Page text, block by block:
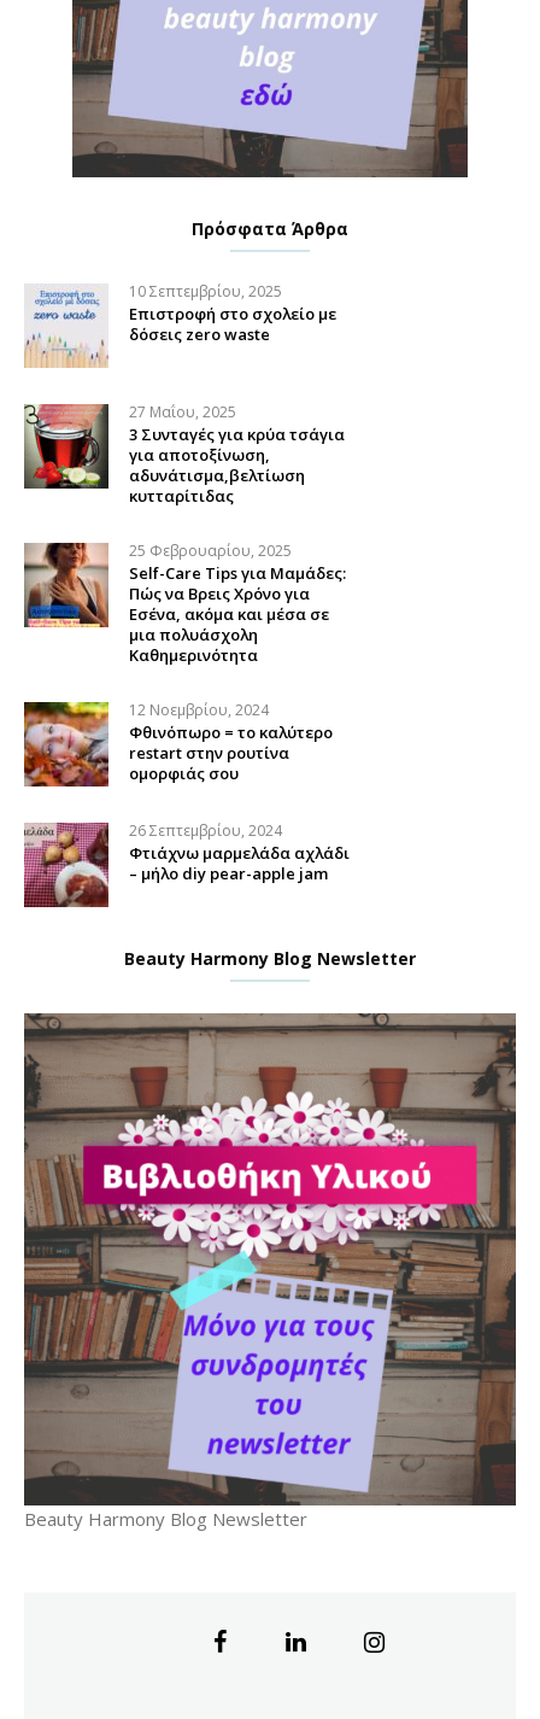
Πρόσφατα Άρθρα
10 Σεπτεμβρίου, 2025
Επιστροφή στο σχολείο με
δόσεις zero waste
27 Μαΐου, 2025
3 Συνταγές για κρύα τσάγια
για αποτοξίνωση,
αδυνάτισμα,βελτίωση
κυτταρίτιδας
25 Φεβρουαρίου, 2025
Self-Care Tips για Μαμάδες:
Πώς να Βρεις Χρόνο για
Εσένα, ακόμα και μέσα σε
μια πολυάσχολη
Καθημερινότητα
12 Νοεμβρίου, 2024
Φθινόπωρο = το καλύτερο
restart στην ρουτίνα
ομορφιάς σου
26 Σεπτεμβρίου, 2024
Φτιάχνω μαρμελάδα αχλάδι
– μήλο diy pear-apple jam
Beauty Harmony Blog Newsletter
Beauty Harmony Blog Newsletter